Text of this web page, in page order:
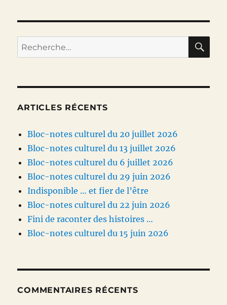
Recherche
pour :
ARTICLES RÉCENTS
Bloc-notes culturel du 20 juillet 2026
Bloc-notes culturel du 13 juillet 2026
Bloc-notes culturel du 6 juillet 2026
Bloc-notes culturel du 29 juin 2026
Indisponible … et fier de l’être
Bloc-notes culturel du 22 juin 2026
Fini de raconter des histoires …
Bloc-notes culturel du 15 juin 2026
COMMENTAIRES RÉCENTS